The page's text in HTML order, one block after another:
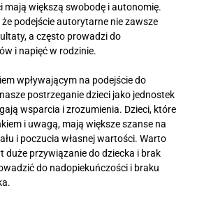
mają większą swobodę i autonomię.
podejście autorytarne nie zawsze
a często prowadzi do
i napięć w rodzinie.
wpływającym na podejście do
postrzeganie dzieci jako jednostek
wsparcia i zrozumienia. Dzieci, które
i uwagą, mają większe szanse na
i poczucia własnej wartości. Warto
duże przywiązanie do dziecka i brak
do nadopiekuńczości i braku